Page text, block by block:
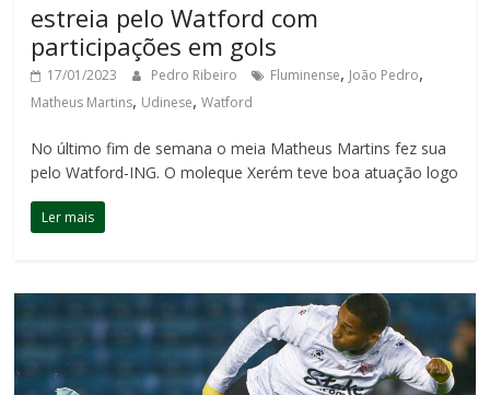
estreia pelo Watford com
participações em gols
17/01/2023 Pedro Ribeiro Fluminense, João Pedro,
Matheus Martins, Udinese,Watford
No último fim de semana o meia Matheus Martins fez sua
pelo Watford-ING. O moleque Xerém teve boa atuação logo
Ler mais